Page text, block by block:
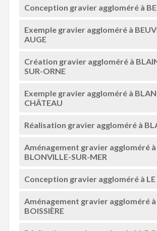
Conception gravier aggloméré à
Exemple gravier aggloméré à
AUGE
Création gravier aggloméré à
SUR-ORNE
Exemple gravier aggloméré à
CHÂTEAU
Réalisation gravier aggloméré à
Aménagement gravier aggloméré à
BLONVILLE-SUR-MER
Conception gravier aggloméré à LE
Aménagement gravier aggloméré à
BOISSIÈRE